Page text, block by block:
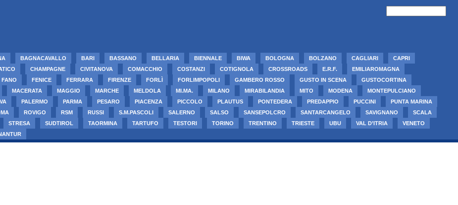
BAGNACAVALLO BARI BASSANO BELLARIA BIENNALE BIWA BOLOGNA BOLZANO CAGLIARI
CAPRI
CHAMPAGNE CIVITANOVA COMACCHIO COSTANZI COTIGNOLA CROSSROADS E.R.F.
EMILIAROMAGNA
FANO FENICE FERRARA FIRENZE FORLÌ FORLIMPOPOLI GAMBERO ROSSO GUSTO IN SCENA
GUSTOCORTINA
MACERATA MAGGIO MARCHE MELDOLA MI.MA. MILANO MIRABILANDIA MITO MODENA
MONTEPULCIANO
PALERMO PARMA PESARO PIACENZA PICCOLO PLAUTUS PONTEDERA PREDAPPIO PUCCINI
PUNTA MARINA
ROVIGO RSM RUSSI S.M.PASCOLI SALERNO SALSO SANSEPOLCRO SANTARCANGELO SAVIGNANO
SCALA
STRESA SUDTIROL TAORMINA TARTUFO TESTORI TORINO TRENTINO TRIESTE UBU VAL D’ITRIA
VENETO